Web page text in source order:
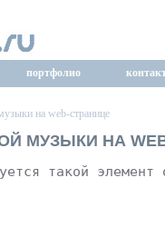
портфолио
на web-странице
МУЗЫКИ НА
такой